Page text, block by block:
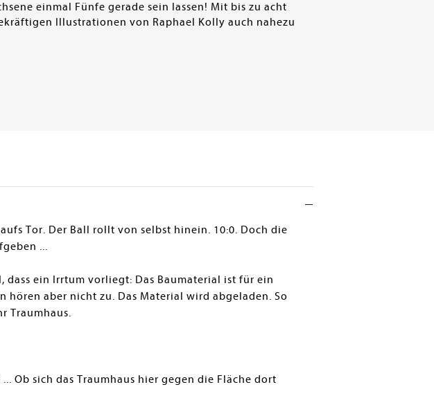
einmal Fünfe gerade sein lassen! Mit bis zu acht
Illustrationen von Raphael Kolly auch nahezu
Tor. Der Ball rollt von selbst hinein. 10:0. Doch die
...
dass ein Irrtum vorliegt: Das Baumaterial ist für ein
hören aber nicht zu. Das Material wird abgeladen. So
Traumhaus.
Ob sich das Traumhaus hier gegen die Fläche dort